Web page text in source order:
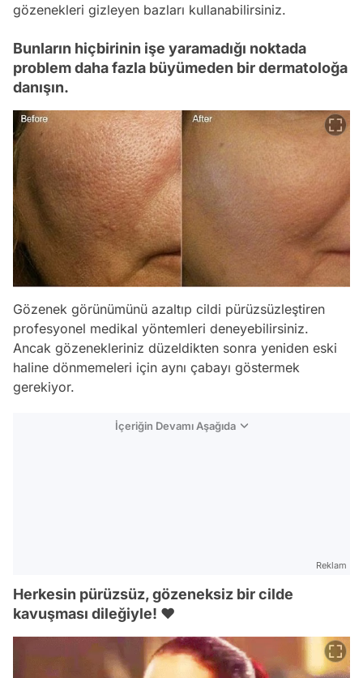
gözenekleri gizleyen bazları kullanabilirsiniz.
Bunların hiçbirinin işe yaramadığı noktada
problem daha fazla büyümeden bir dermatoloğa
danışın.
Gözenek görünümünü azaltıp cildi pürüzsüzleştiren
profesyonel medikal yöntemleri deneyebilirsiniz.
Ancak gözenekleriniz düzeldikten sonra yeniden eski
haline dönmemeleri için aynı çabayı göstermek
gerekiyor.
İçeriğin Devamı Aşağıda
Reklam
Herkesin pürüzsüz, gözeneksiz bir cilde
kavuşması dileğiyle! ❤️